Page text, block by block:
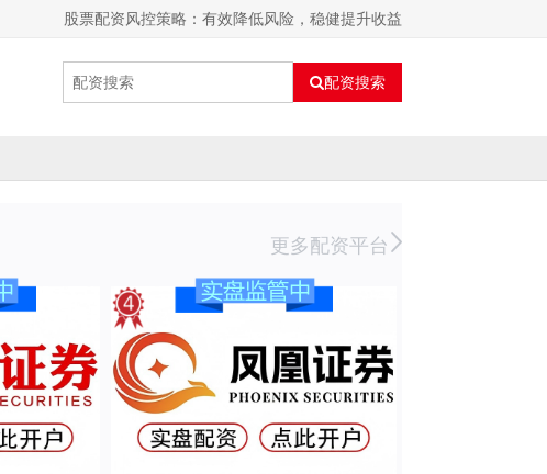
股票配资风控策略：有效降低风险，稳健提升收益
配资搜索
更多配资平台